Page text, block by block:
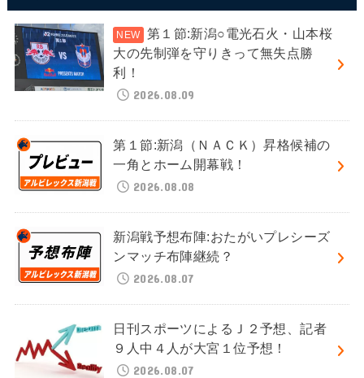
第１節:新潟○電光石火・山本桜
大の先制弾を守りきって無失点勝
利！
2026.08.09
第１節:新潟（ＮＡＣＫ）昇格候補の
一角とホーム開幕戦！
2026.08.08
新潟戦予想布陣:おたがいプレシーズ
ンマッチ布陣継続？
2026.08.07
日刊スポーツによるＪ２予想、記者
９人中４人が大宮１位予想！
2026.08.07